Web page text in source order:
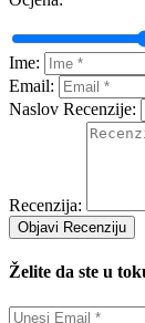
Ime:
Email:
Naslov Recenzije:
Recenzija:
Objavi Recenziju
Želite da ste u